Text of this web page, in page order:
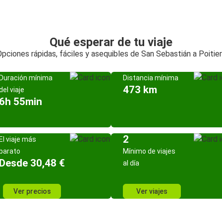
Qué esperar de tu viaje
rápidas, fáciles y asequibles de San Sebastián a
mínima
viaje
55min
Distancia mínima
473 km
viaje más
30,48 €
Ver precios
2
Mínimo de viajes
al día
Ver viajes